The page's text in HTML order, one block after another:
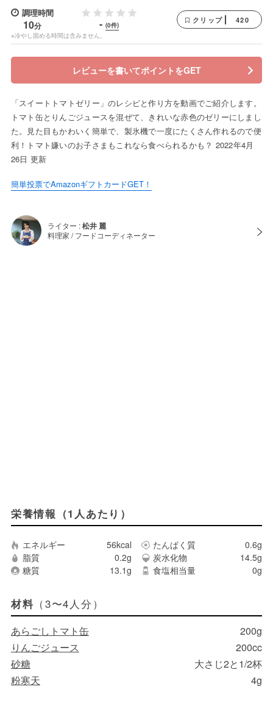
調理時間
10分
※冷やし固める時間は含みません。
- (0件)
クリップ 420
レビューを書いてポイントをGET
「スイートトマトゼリー」のレシピと作り方を動画でご紹介します。
トマト缶とりんごジュースを混ぜて、きれいな赤色のゼリーにしまし
た。見た目もかわいく簡単で、製氷機で一度にたくさん作れるので便
利！トマト嫌いのお子さまもこれなら食べられるかも？ 2022年4月
26日 更新
簡単投票でAmazonギフトカードGET！
ライター :松井 麗
料理家 / フードコーディネーター
栄養情報（1人あたり）
エネルギー 56kcal たんぱく質
0.6g
脂質
0.2g 炭水化物
14.5g
糖質
13.1g 食塩相当量 0g
材料 （3〜4人分）
あらごしトマト缶
200g
りんごジュース
200cc
砂糖
大さじ2と1/2杯
粉寒天
4g